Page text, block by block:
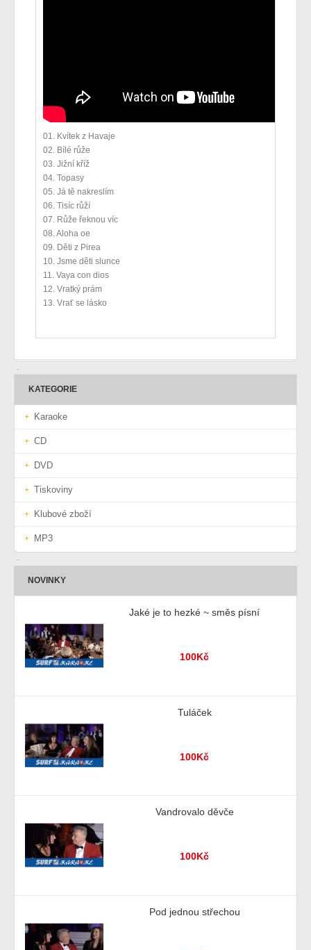
01. Kvítek z Havaje
02. Bílé růže
03. Jižní kříž
04. Topasy
05. Já tě nakreslím
06. Tisíc růží
07. Růže řeknou víc
08. Aloha oe
09. Děti z Pirea
10. Jsme děti slunce
11. Vaya con dios
12. Vratký prám
13. Vrať se lásko
KATEGORIE
Karaoke
CD
DVD
Tiskoviny
Klubové zboží
MP3
NOVINKY
Jaké je to hezké ~ směs písní
100Kč
Tuláček
100Kč
Vandrovalo děvče
100Kč
Pod jednou střechou